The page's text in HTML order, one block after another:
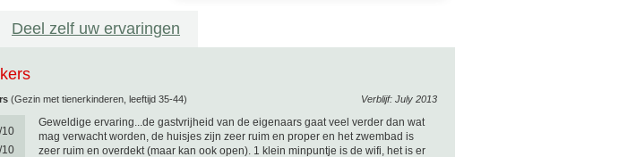
Deel zelf uw ervaringen
Verblijf: July 2013
(Gezin met tienerkinderen, leeftijd 35-44)
/10
10
Geweldige ervaring...de gastvrijheid van de eigenaars gaat veel verder dan wat
mag verwacht worden, de huisjes zijn zeer ruim en proper en het zwembad is
zeer ruim en overdekt (maar kan ook open). 1 klein minpuntje is de wifi, het is er